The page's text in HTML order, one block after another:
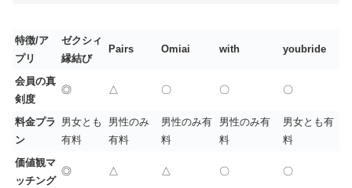
特徴/ア
プリ
ゼクシィ
縁結び
Pairs Omiai with youbride
会員の真
剣度
◎ △ 〇 〇 〇
料金プラ
ン
男女とも
有料
男性のみ
有料
男性のみ有
料
男性のみ有
料
男女とも有
料
価値観マ
ッチング
◎ △ △ 〇 〇